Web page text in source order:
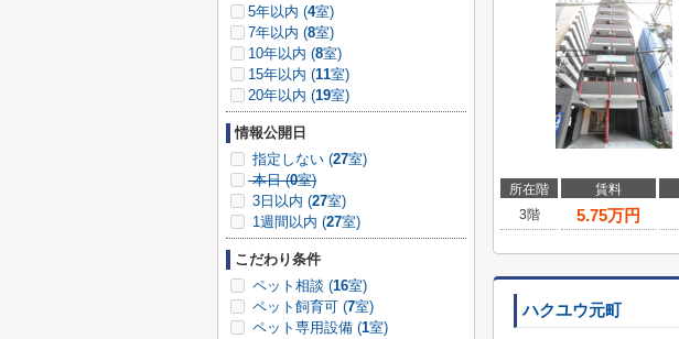
所在階 賃料
3階
5.75万円
ハクユウ元町
5年以内 (4室)
7年以内 (8室)
10年以内 (8室)
15年以内 (11室)
20年以内 (19室)
情報公開日
指定しない (27室)
本日 (0室)
3日以内 (27室)
1週間以内 (27室)
こだわり条件
ペット相談 (16室)
ペット飼育可 (7室)
ペット専用設備 (1室)